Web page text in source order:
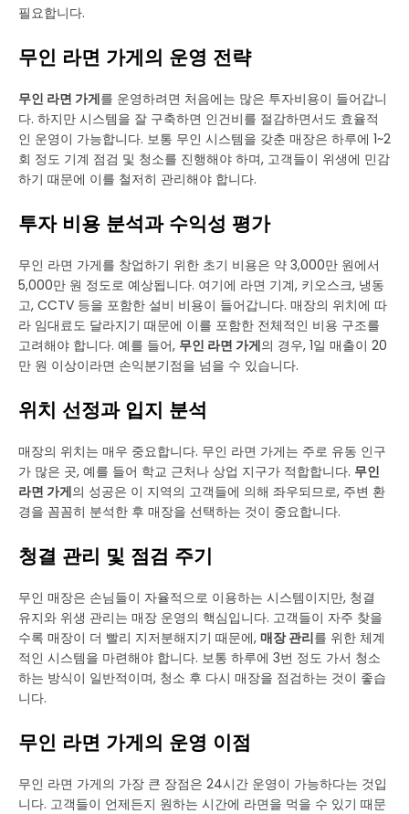
필요합니다.
무인 라면 가게의 운영 전략
무인 라면 가게를 운영하려면 처음에는 많은 투자비용이 들어갑니
다. 하지만 시스템을 잘 구축하면 인건비를 절감하면서도 효율적
인 운영이 가능합니다. 보통 무인 시스템을 갖춘 매장은 하루에 1~2
회 정도 기계 점검 및 청소를 진행해야 하며, 고객들이 위생에 민감
하기 때문에 이를 철저히 관리해야 합니다.
투자 비용 분석과 수익성 평가
무인 라면 가게를 창업하기 위한 초기 비용은 약 3,000만 원에서
5,000만 원 정도로 예상됩니다. 여기에 라면 기계, 키오스크, 냉동
고, CCTV 등을 포함한 설비 비용이 들어갑니다. 매장의 위치에 따
라 임대료도 달라지기 때문에 이를 포함한 전체적인 비용 구조를
고려해야 합니다. 예를 들어, 무인 라면 가게의 경우, 1일 매출이 20
만 원 이상이라면 손익분기점을 넘을 수 있습니다.
위치 선정과 입지 분석
매장의 위치는 매우 중요합니다. 무인 라면 가게는 주로 유동 인구
가 많은 곳, 예를 들어 학교 근처나 상업 지구가 적합합니다. 무인
라면 가게의 성공은 이 지역의 고객들에 의해 좌우되므로, 주변 환
경을 꼼꼼히 분석한 후 매장을 선택하는 것이 중요합니다.
청결 관리 및 점검 주기
무인 매장은 손님들이 자율적으로 이용하는 시스템이지만, 청결
유지와 위생 관리는 매장 운영의 핵심입니다. 고객들이 자주 찾을
수록 매장이 더 빨리 지저분해지기 때문에, 매장 관리를 위한 체계
적인 시스템을 마련해야 합니다. 보통 하루에 3번 정도 가서 청소
하는 방식이 일반적이며, 청소 후 다시 매장을 점검하는 것이 좋습
니다.
무인 라면 가게의 운영 이점
무인 라면 가게의 가장 큰 장점은 24시간 운영이 가능하다는 것입
니다. 고객들이 언제든지 원하는 시간에 라면을 먹을 수 있기 때문